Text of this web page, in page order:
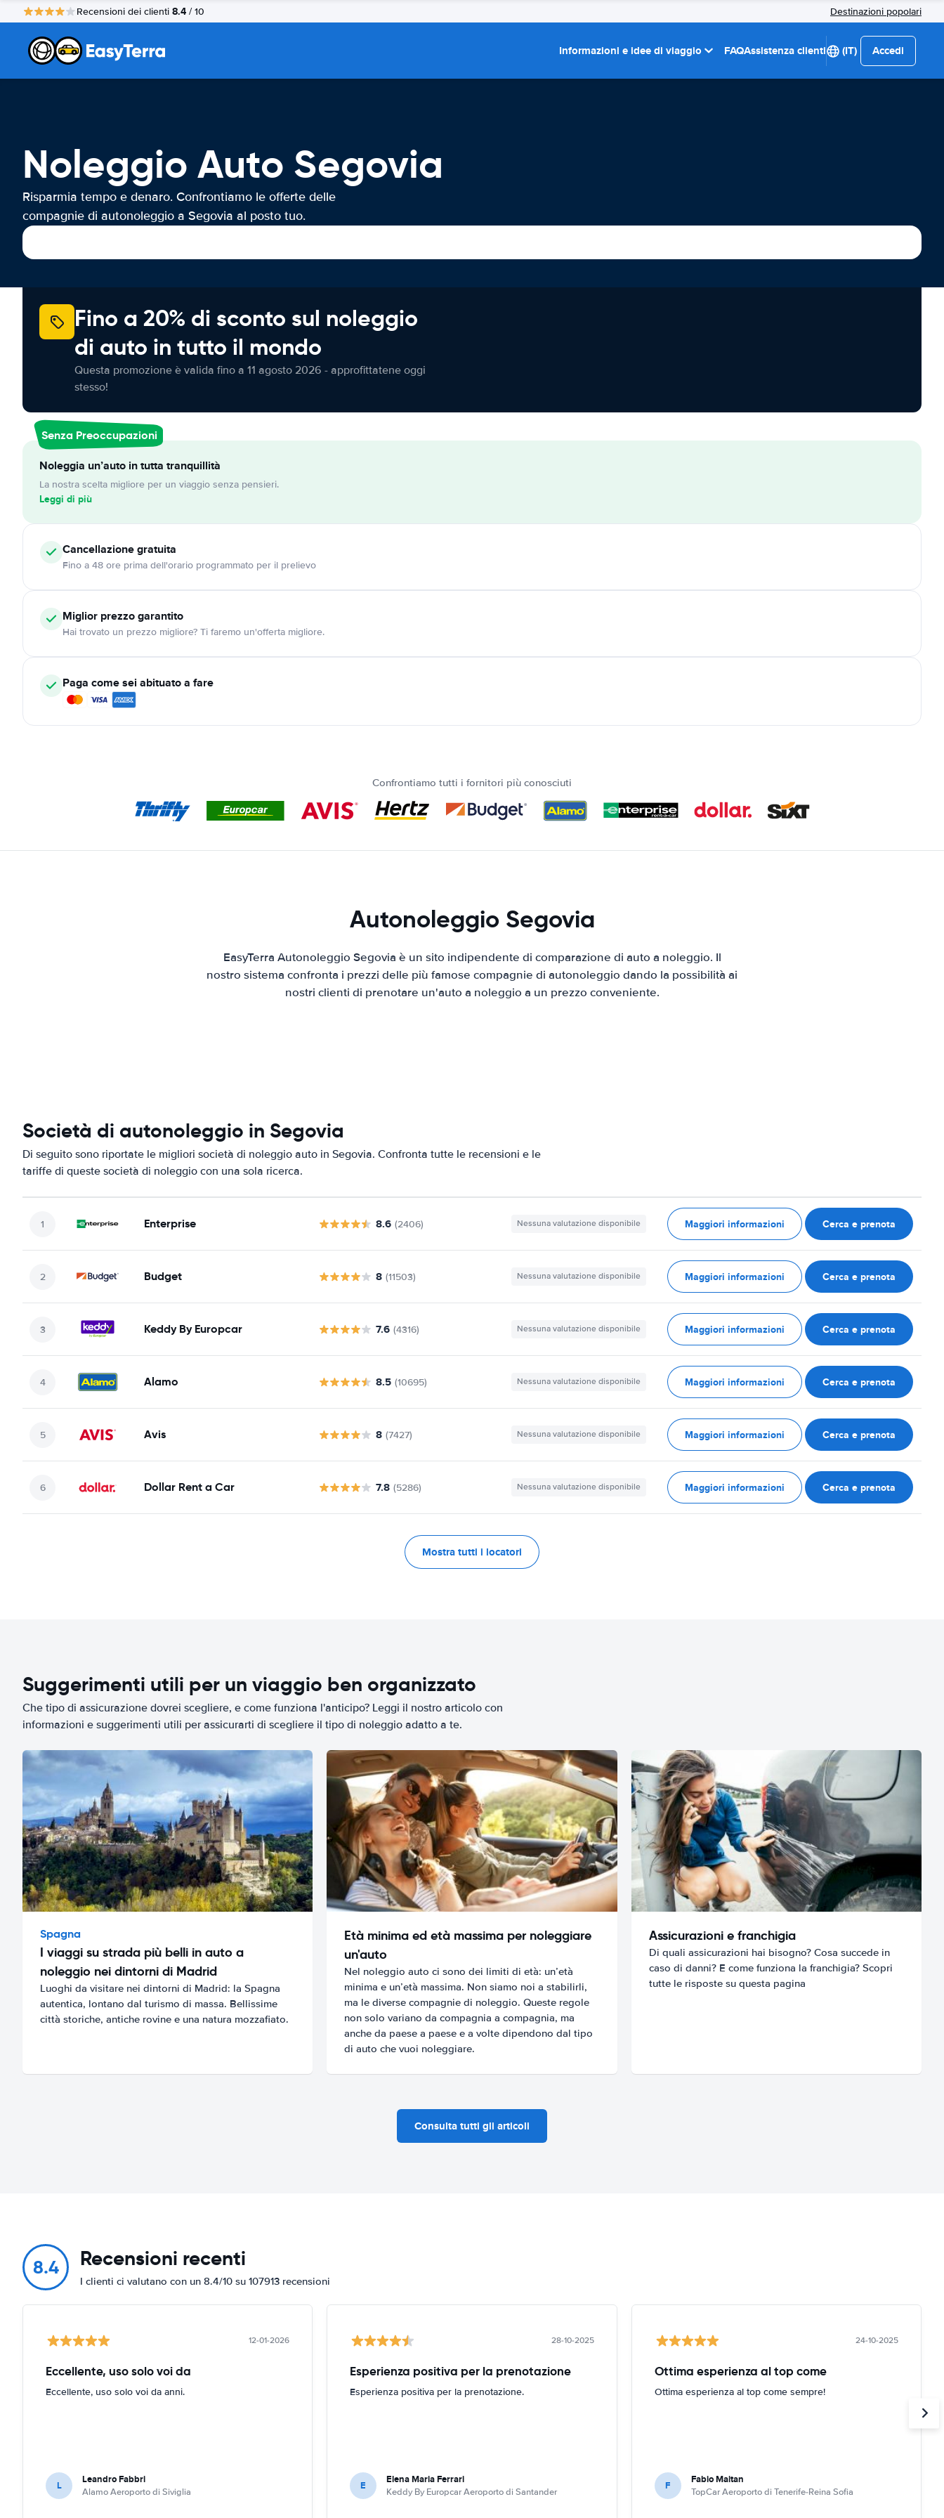
Recensioni dei clienti 8.4 / 10 Destinazioni popolari
Informazioni e idee di viaggio FAQAssistenza clienti (IT) Accedi
Noleggio Auto Segovia
Risparmia tempo e denaro. Confrontiamo le offerte delle
compagnie di autonoleggio a Segovia al posto tuo.
Fino a 20% di sconto sul noleggio
di auto in tutto il mondo
Questa promozione è valida fino a 11 agosto 2026 - approfittatene oggi
stesso!
Senza Preoccupazioni
Noleggia un’auto in tutta tranquillità
La nostra scelta migliore per un viaggio senza pensieri.
Leggi di più
Cancellazionegratuita
Fino a 48 ore prima dell'orario programmato per il prelievo
Miglior prezzo garantito
Hai trovato un prezzo migliore? Ti faremo un'offerta migliore.
Paga come sei abituato a fare
Confrontiamo tutti i fornitori più conosciuti
Autonoleggio Segovia
EasyTerra Autonoleggio Segovia è un sito indipendente di comparazione di auto a noleggio. Il
nostro sistema confronta i prezzi delle più famose compagnie di autonoleggio dando la possibilità ai
nostri clienti di prenotare un'auto a noleggio a un prezzo conveniente.
Società di autonoleggio in Segovia
Di seguito sono riportate le migliori società di noleggio auto in Segovia. Confronta tutte le recensioni e le
tariffe di queste società di noleggio con una sola ricerca.
Enterprise 8.6 (2406) Nessuna valutazione disponibile Maggiori informazioni Cerca e prenota
Budget 8 (11503) Nessuna valutazione disponibile Maggiori informazioni Cerca e prenota
Keddy By Europcar 7.6 (4316) Nessuna valutazione disponibile Maggiori informazioni Cerca e prenota
Alamo 8.5 (10695) Nessuna valutazione disponibile Maggiori informazioni Cerca e prenota
Avis 8 (7427) Nessuna valutazione disponibile Maggiori informazioni Cerca e prenota
Dollar Rent a Car 7.8 (5286) Nessuna valutazione disponibile Maggiori informazioni Cerca e prenota
Mostra tutti i locatori
Suggerimenti utili per un viaggio ben organizzato
Che tipo di assicurazione dovrei scegliere, e come funziona l'anticipo? Leggi il nostro articolo con
informazioni e suggerimenti utili per assicurarti di scegliere il tipo di noleggio adatto a te.
Spagna
I viaggi su strada più belli in auto a
noleggio nei dintorni di Madrid
Luoghi da visitare nei dintorni di Madrid: la Spagna
autentica, lontano dal turismo di massa. Bellissime
città storiche, antiche rovine e una natura mozzafiato.
Età minima ed età massima per noleggiare
un'auto
Nel noleggio auto ci sono dei limiti di età: un’età
minima e un’età massima. Non siamo noi a stabilirli,
ma le diverse compagnie di noleggio. Queste regole
non solo variano da compagnia a compagnia, ma
anche da paese a paese e a volte dipendono dal tipo
di auto che vuoi noleggiare.
Assicurazioni e franchigia
Di quali assicurazioni hai bisogno? Cosa succede in
caso di danni? E come funziona la franchigia? Scopri
tutte le risposte su questa pagina
Consulta tutti gli articoli
8.4 Recensioni recenti
I clienti ci valutano con un 8.4/10 su 107913 recensioni
12-01-2026
Eccellente, uso solo voi da
Eccellente, uso solo voi da anni.
L Leandro Fabbri
Alamo Aeroporto di Siviglia
28-10-2025
Esperienza positiva per la prenotazione
Esperienza positiva per la prenotazione.
E Elena Maria Ferrari
Keddy By Europcar Aeroporto di Santander
24-10-2025
Ottima esperienza al top come
Ottima esperienza al top come sempre!
F Fabio Maitan
TopCar Aeroporto di Tenerife-Reina Sofia